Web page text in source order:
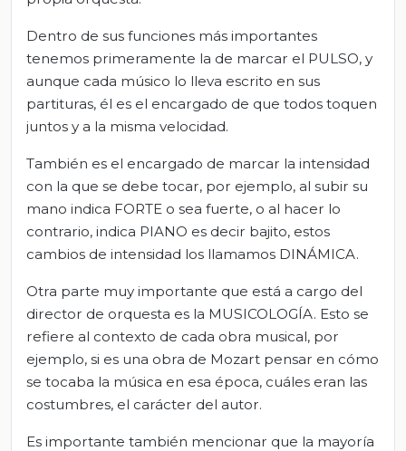
Dentro de sus funciones más importantes
tenemos primeramente la de marcar el PULSO, y
aunque cada músico lo lleva escrito en sus
partituras, él es el encargado de que todos toquen
juntos y a la misma velocidad.
También es el encargado de marcar la intensidad
con la que se debe tocar, por ejemplo, al subir su
mano indica FORTE o sea fuerte, o al hacer lo
contrario, indica PIANO es decir bajito, estos
cambios de intensidad los llamamos DINÁMICA.
Otra parte muy importante que está a cargo del
director de orquesta es la MUSICOLOGÍA. Esto se
refiere al contexto de cada obra musical, por
ejemplo, si es una obra de Mozart pensar en cómo
se tocaba la música en esa época, cuáles eran las
costumbres, el carácter del autor.
Es importante también mencionar que la mayoría